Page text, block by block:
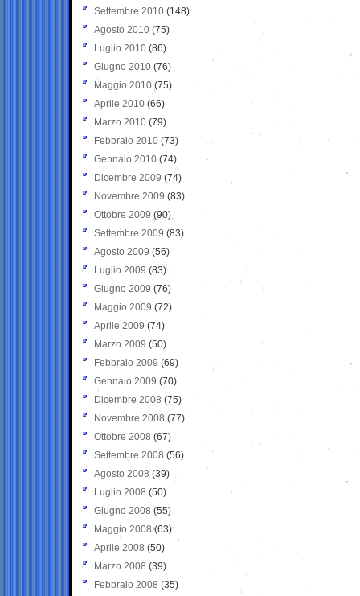
Settembre 2010 (148)
Agosto 2010 (75)
Luglio 2010 (86)
Giugno 2010 (76)
Maggio 2010 (75)
Aprile 2010 (66)
Marzo 2010 (79)
Febbraio 2010 (73)
Gennaio 2010 (74)
Dicembre 2009 (74)
Novembre 2009 (83)
Ottobre 2009 (90)
Settembre 2009 (83)
Agosto 2009 (56)
Luglio 2009 (83)
Giugno 2009 (76)
Maggio 2009 (72)
Aprile 2009 (74)
Marzo 2009 (50)
Febbraio 2009 (69)
Gennaio 2009 (70)
Dicembre 2008 (75)
Novembre 2008 (77)
Ottobre 2008 (67)
Settembre 2008 (56)
Agosto 2008 (39)
Luglio 2008 (50)
Giugno 2008 (55)
Maggio 2008(63)
Aprile 2008 (50)
Marzo 2008 (39)
Febbraio 2008 (35)